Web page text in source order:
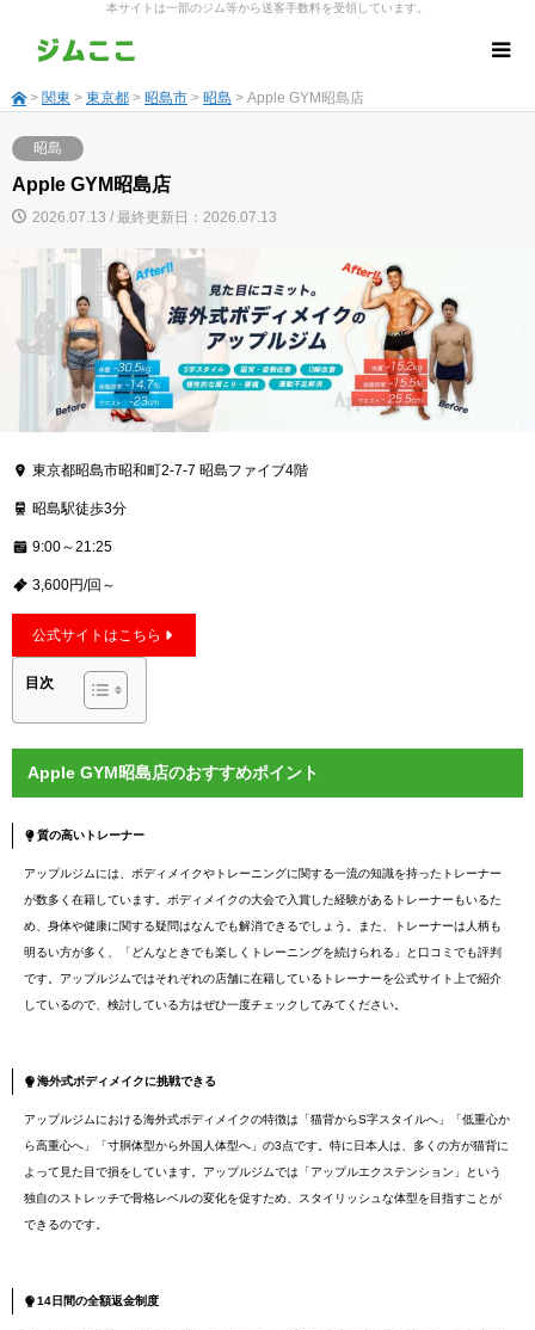
本サイトは一部のジム等から送客手数料を受領しています。
> 関東 > 東京都 > 昭島市 > 昭島 > Apple GYM昭島店
昭島
Apple GYM昭島店
2026.07.13 / 最終更新日：2026.07.13
東京都昭島市昭和町2-7-7 昭島ファイブ4階
昭島駅徒歩3分
9:00～21:25
3,600円/回～
公式サイトはこちら
目次
Apple GYM昭島店のおすすめポイント
質の高いトレーナー
アップルジムには、ボディメイクやトレーニングに関する一流の知識を持ったトレーナー
が数多く在籍しています。ボディメイクの大会で入賞した経験があるトレーナーもいるた
め、身体や健康に関する疑問はなんでも解消できるでしょう。また、トレーナーは人柄も
明るい方が多く、「どんなときでも楽しくトレーニングを続けられる」と口コミでも評判
です。アップルジムではそれぞれの店舗に在籍しているトレーナーを公式サイト上で紹介
しているので、検討している方はぜひ一度チェックしてみてください。
海外式ボディメイクに挑戦できる
アップルジムにおける海外式ボディメイクの特徴は「猫背からS字スタイルへ」「低重心か
ら高重心へ」「寸胴体型から外国人体型へ」の3点です。特に日本人は、多くの方が猫背に
よって見た目で損をしています。アップルジムでは「アップルエクステンション」という
独自のストレッチで骨格レベルの変化を促すため、スタイリッシュな体型を目指すことが
できるのです。
14日間の全額返金制度